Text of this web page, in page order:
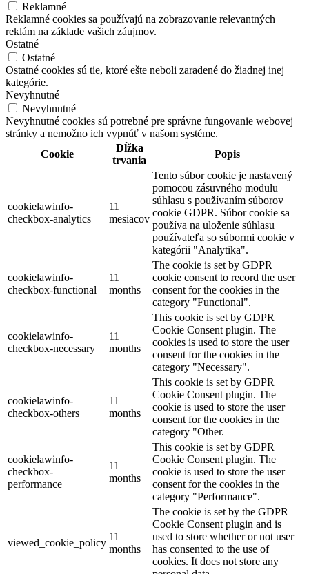
Reklamné
Reklamné cookies sa používajú na zobrazovanie relevantných
reklám na základe vašich záujmov.
Ostatné
Ostatné
Ostatné cookies sú tie, ktoré ešte neboli zaradené do žiadnej inej
kategórie.
Nevyhnutné
Nevyhnutné
Nevyhnutné cookies sú potrebné pre správne fungovanie webovej
stránky a nemožno ich vypnúť v našom systéme.
Cookie
Dĺžka
trvania
Popis
cookielawinfo-
checkbox-analytics
11
mesiacov
Tento súbor cookie je nastavený
pomocou zásuvného modulu
súhlasu s používaním súborov
cookie GDPR. Súbor cookie sa
používa na uloženie súhlasu
používateľa so súbormi cookie v
kategórii "Analytika".
cookielawinfo-
checkbox-functional
11
months
The cookie is set by GDPR
cookie consent to record the user
consent for the cookies in the
category "Functional".
cookielawinfo-
checkbox-necessary
11
months
This cookie is set by GDPR
Cookie Consent plugin. The
cookies is used to store the user
consent for the cookies in the
category "Necessary".
cookielawinfo-
checkbox-others
11
months
This cookie is set by GDPR
Cookie Consent plugin. The
cookie is used to store the user
consent for the cookies in the
category "Other.
cookielawinfo-
checkbox-
performance
11
months
This cookie is set by GDPR
Cookie Consent plugin. The
cookie is used to store the user
consent for the cookies in the
category "Performance".
viewed_cookie_policy
11
months
The cookie is set by the GDPR
Cookie Consent plugin and is
used to store whether or not user
has consented to the use of
cookies. It does not store any